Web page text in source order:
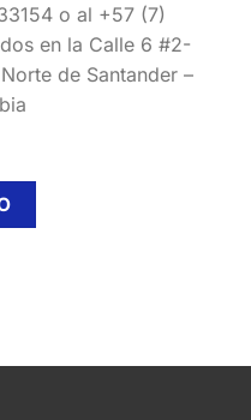
o al +57 (7)
en la Calle 6 #2-
de Santander –